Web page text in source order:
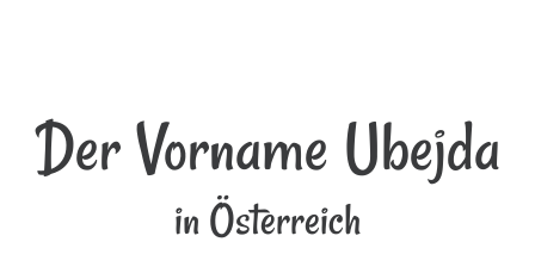
Der Vorname Ubejda
in Österreich